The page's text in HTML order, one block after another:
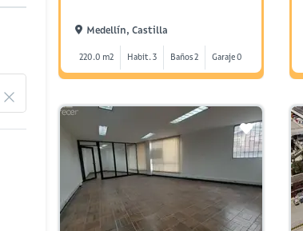
Medellín, Castilla
220.0 m2 Habit. 3 Baños 2 Garaje 0